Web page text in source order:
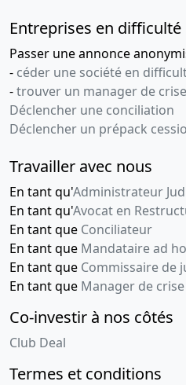
Entreprises en difficulté
Passer une annonce
- céder une société en
-trouver un manager de crise
Déclencher une conciliation
Déclencher un prépack
Travailler avec nous
En tant qu'Administrateur
En tant qu'Avocat en
En tant que Conciliateur
En tant que Mandataire ad
En tant que Commissaire de
En tant que Manager de crise
Co-investir à nos côtés
Club Deal
Termes et conditions